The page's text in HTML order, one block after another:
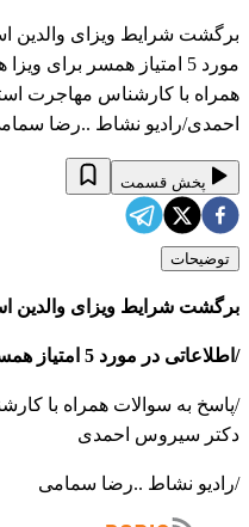
برگشت شرایط ویزای والدین
مورد 5 امتیاز همسر برای
همراه با کارشناس مهاجرت
احمدی/رادیو نشاط ..رضا
پخش قسمت
توضیحات
برگشت شرایط ویزای والدین
/اطلاعاتی در مورد 5 امتیاز همسر برای ویزا های مهارتی استرالیا
/پاسخ به سوالات همراه با
دکتر سیروس احمدی
/رادیو نشاط ..رضا سمامی